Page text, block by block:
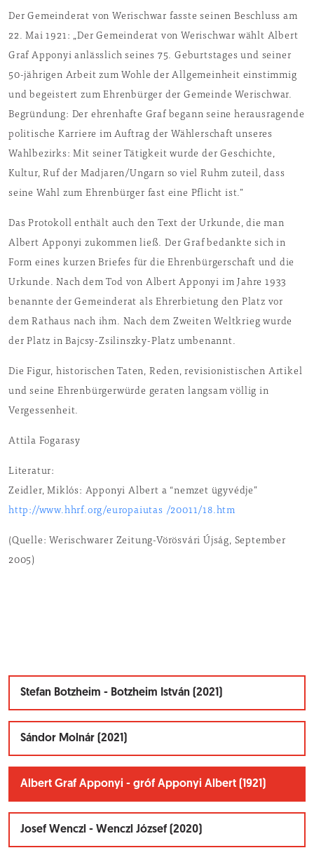
Der Gemeinderat von Werischwar fasste seinen Beschluss am
22. Mai 1921: „Der Gemeinderat von Werischwar wählt Albert
Graf Apponyi anlässlich seines 75. Geburtstages und seiner
50-jährigen Arbeit zum Wohle der Allgemeinheit einstimmig
und begeistert zum Ehrenbürger der Gemeinde Werischwar.
Begründung: Der ehrenhafte Graf begann seine herausragende
politische Karriere im Auftrag der Wählerschaft unseres
Wahlbezirks: Mit seiner Tätigkeit wurde der Geschichte,
Kultur, Ruf der Madjaren/Ungarn so viel Ruhm zuteil, dass
seine Wahl zum Ehrenbürger fast eine Pflicht ist.”
Das Protokoll enthält auch den Text der Urkunde, die man
Albert Apponyi zukommen ließ. Der Graf bedankte sich in
Form eines kurzen Briefes für die Ehrenbürgerschaft und die
Urkunde. Nach dem Tod von Albert Apponyi im Jahre 1933
benannte der Gemeinderat als Ehrerbietung den Platz vor
dem Rathaus nach ihm. Nach dem Zweiten Weltkrieg wurde
der Platz in Bajcsy-Zsilinszky-Platz umbenannt.
Die Figur, historischen Taten, Reden, revisionistischen Artikel
und seine Ehrenbürgerwürde geraten langsam völlig in
Vergessenheit.
Attila Fogarasy
Literatur:
Zeidler, Miklós: Apponyi Albert a “nemzet ügyvédje”
http://www.hhrf.org/europaiutas /20011/18.htm
(Quelle: Werischwarer Zeitung-Vörösvári Újság, September
2005)
Stefan Botzheim - Botzheim István (2021)
Sándor Molnár (2021)
Albert Graf Apponyi - gróf Apponyi Albert (1921)
Josef Wenczl - Wenczl József (2020)